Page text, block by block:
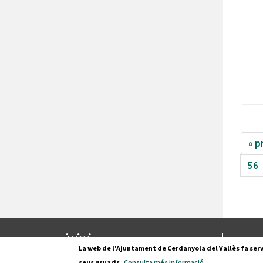
«
56
Pl.
La web de l'Ajuntament de Cerdanyola del Vallès fa